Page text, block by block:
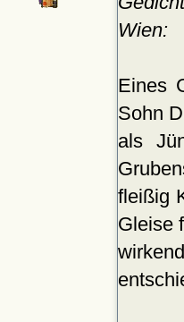
Wien:
Eines
Sohn
als
fleißig
Gleise